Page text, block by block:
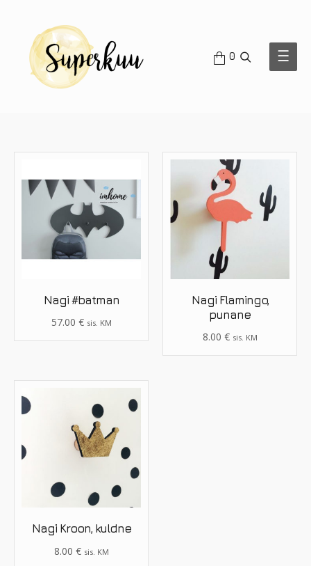
Main
0
OTSI
Nagi #batman
57.00 € sis. KM
Nagi Flamingo,
punane
8.00 € sis. KM
Nagi Kroon, kuldne
8.00 € sis. KM